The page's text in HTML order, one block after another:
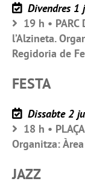
Divendres 1
19 h • PARC
l’Alzineta.
Regidoria de
FESTA
Dissabte 2
18 h •
Organitza:
JAZZ